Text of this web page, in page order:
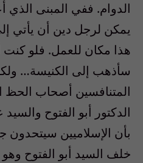
الدوام. ففي المبنى
يمكن لرجل دين أن يأتي
هذا مكان للعمل. فلو كنت
سأذهب إلى الكنيسة…
المتنافسين أصحاب الحظ
الدكتور أبو الفتوح
بأن الإسلاميين سيتحدون
خلف السيد أبو الفتوح